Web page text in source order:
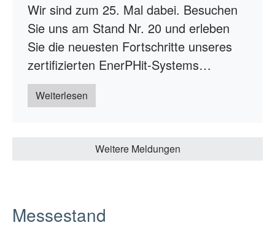
Wir sind zum 25. Mal dabei. Besuchen
Sie uns am Stand Nr. 20 und erleben
Sie die neuesten Fortschritte unseres
zertifizierten EnerPHit-Systems…
Weiterlesen
Weitere Meldungen
Messestand